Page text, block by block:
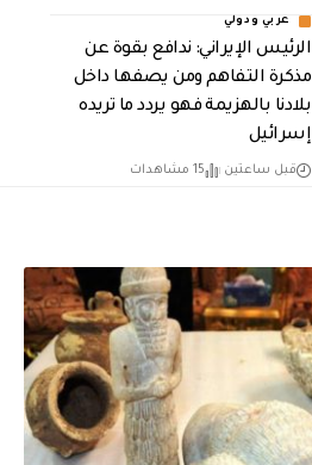
عربي ودولي
الرئيس الإيراني: ندافع بقوة عن
مذكرة التفاهم ومن يصفها داخل
بلادنا بالهزيمة فهو يردد ما تريده
إسرائيل
قبل ساعتين 15 مشاهدات